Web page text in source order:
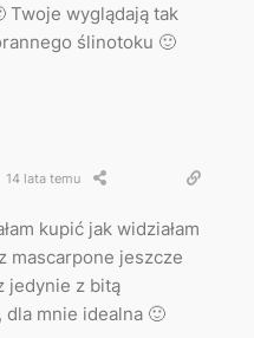
Twoje wyglądają tak
ślinotoku 🙂
14 lata temu
kupić jak widziałam
mascarpone jeszcze
jedynie z bitą
dla mnie idealna 🙂